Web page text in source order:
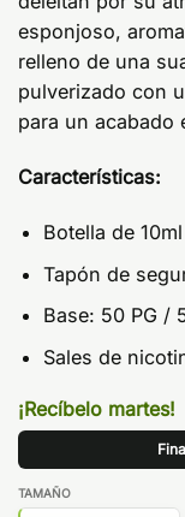
esponjoso,
relleno de una
pulverizado con
para un acabado
Características:
Botella de
Tapón de
Base: 50 PG /
Sales de
¡Recíbelo martes!
TAMAÑO